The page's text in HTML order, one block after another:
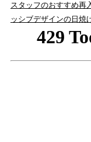
スタッフのおすすめ再
ッシブデザインの日焼